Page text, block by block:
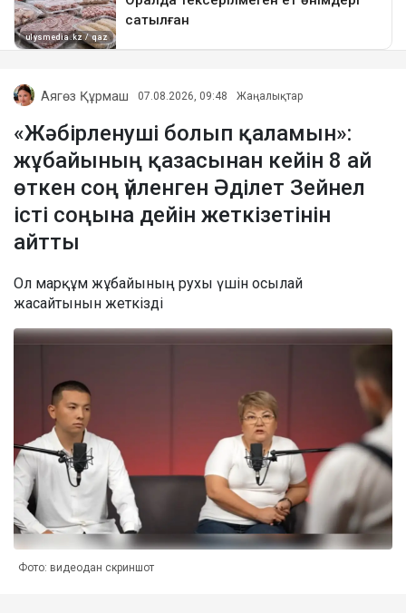
Аягөз Құрмаш 07.08.2026, 09:48 Жаңалықтар
«Жәбірленуші болып қаламын»:
жұбайының қазасынан кейін 8 ай
өткен соң үйленген Әділет Зейнел
істі соңына дейін жеткізетінін
айтты
Ол марқұм жұбайының рухы үшін осылай
жасайтынын жеткізді
Фото: видеодан скриншот